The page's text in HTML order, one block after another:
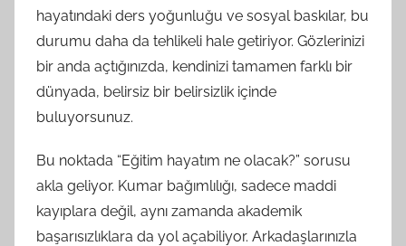
hayatındaki ders yoğunluğu ve sosyal baskılar, bu
durumu daha da tehlikeli hale getiriyor. Gözlerinizi
bir anda açtığınızda, kendinizi tamamen farklı bir
dünyada, belirsiz bir belirsizlik içinde
buluyorsunuz.
Bu noktada “Eğitim hayatım ne olacak?” sorusu
akla geliyor. Kumar bağımlılığı, sadece maddi
kayıplara değil, aynı zamanda akademik
başarısızlıklara da yol açabiliyor. Arkadaşlarınızla